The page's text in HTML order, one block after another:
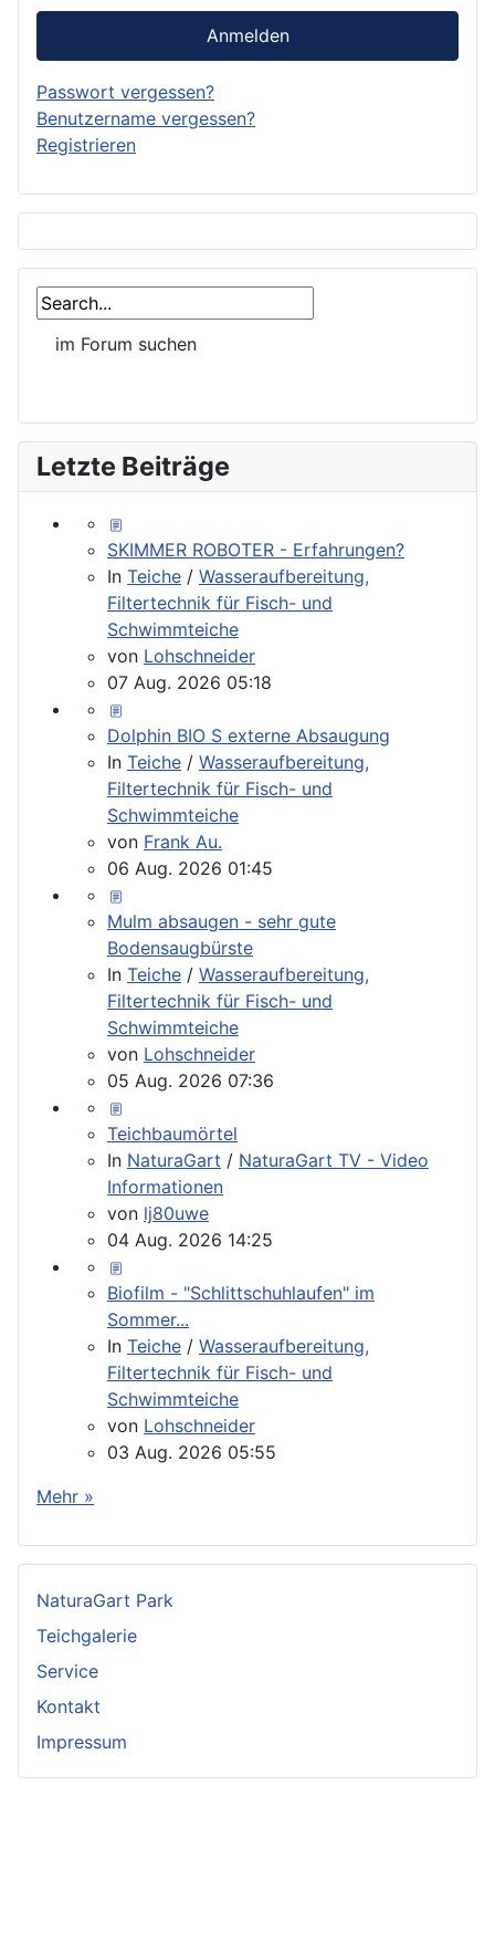
Anmelden
Passwort vergessen?
Benutzername vergessen?
Registrieren
Letzte Beiträge
SKIMMER ROBOTER - Erfahrungen?
In Teiche / Wasseraufbereitung,
Filtertechnik für Fisch- und
Schwimmteiche
von Lohschneider
07 Aug. 2026 05:18
Dolphin BIO S externe Absaugung
In Teiche / Wasseraufbereitung,
Filtertechnik für Fisch- und
Schwimmteiche
von Frank Au.
06 Aug. 2026 01:45
Mulm absaugen - sehr gute
Bodensaugbürste
In Teiche / Wasseraufbereitung,
Filtertechnik für Fisch- und
Schwimmteiche
von Lohschneider
05 Aug. 2026 07:36
Teichbaumörtel
In NaturaGart / NaturaGart TV - Video
Informationen
von lj80uwe
04 Aug. 2026 14:25
Biofilm - "Schlittschuhlaufen" im
Sommer...
In Teiche / Wasseraufbereitung,
Filtertechnik für Fisch- und
Schwimmteiche
von Lohschneider
03 Aug. 2026 05:55
Mehr »
NaturaGart Park
Teichgalerie
Service
Kontakt
Impressum